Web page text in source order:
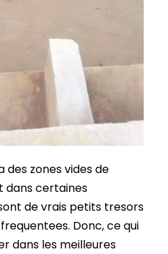
des zones vides de
dans certaines
de vrais petits tresors
Donc, ce qui
dans les meilleures